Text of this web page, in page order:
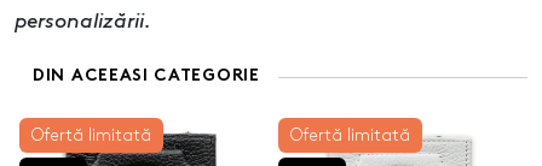
personalizării.
DIN ACEEASI CATEGORIE
Ofertă limitată Ofertă limitată